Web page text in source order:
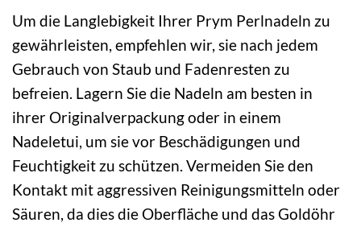
Um die Langlebigkeit Ihrer Prym Perlnadeln zu
gewährleisten, empfehlen wir, sie nach jedem
Gebrauch von Staub und Fadenresten zu
befreien. Lagern Sie die Nadeln am besten in
ihrer Originalverpackung oder in einem
Nadeletui, um sie vor Beschädigungen und
Feuchtigkeit zu schützen. Vermeiden Sie den
Kontakt mit aggressiven Reinigungsmitteln oder
Säuren, da dies die Oberfläche und das Goldöhr